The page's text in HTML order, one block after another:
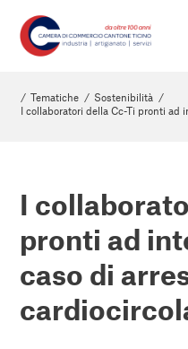
/ Tematiche / Sostenibilità /
I collaboratori della Cc-Ti pronti ad
I
pronti ad
caso di